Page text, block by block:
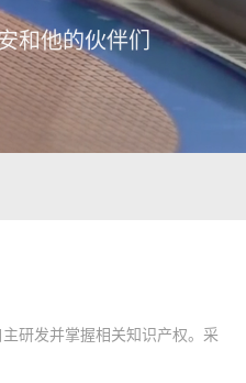
和他的伙伴们
研发并掌握相关知识产权。采